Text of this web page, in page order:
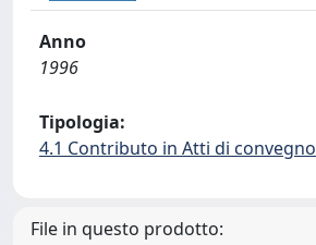
Anno
1996
Tipologia:
4.1 Contributo in Atti di convegno
File in questo prodotto: